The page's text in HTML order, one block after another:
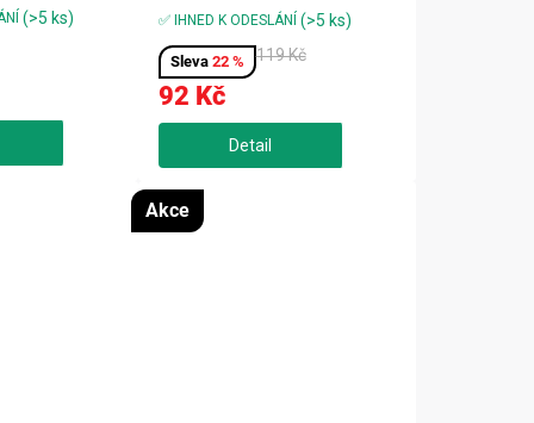
(>5 ks)
náročná
fotoaparáty,
✅ IHNED K ODESLÁNÍ (>5 ks)
22 %
92 Kč
119 Kč
zařízení,balení 8 ks,spolehlivý
výkon pro hodiny, ovladače a
rádia,dlouhá výdrž a stabilní
energieEnergy 4106229418
Baterie AA, 8 ks pro jistotu a...
Akce